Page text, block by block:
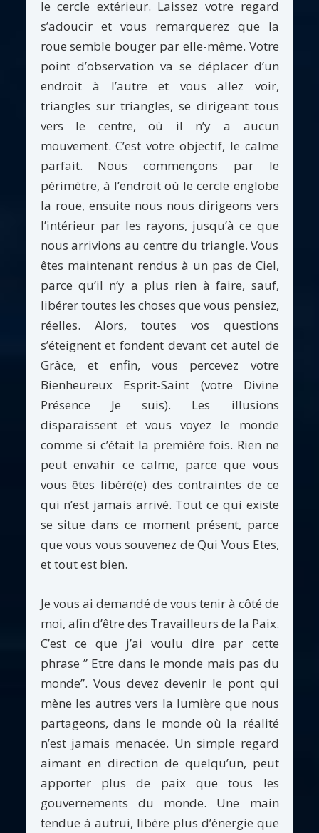
le cercle extérieur. Laissez votre regard
s’adoucir et vous remarquerez que la
roue semble bouger par elle-même. Votre
point d’observation va se déplacer d’un
endroit à l’autre et vous allez voir,
triangles sur triangles, se dirigeant tous
vers le centre, où il n’y a aucun
mouvement. C’est votre objectif, le calme
parfait. Nous commençons par le
périmètre, à l’endroit où le cercle englobe
la roue, ensuite nous nous dirigeons vers
l’intérieur par les rayons, jusqu’à ce que
nous arrivions au centre du triangle. Vous
êtes maintenant rendus à un pas de Ciel,
parce qu’il n’y a plus rien à faire, sauf,
libérer toutes les choses que vous pensiez,
réelles. Alors, toutes vos questions
s’éteignent et fondent devant cet autel de
Grâce, et enfin, vous percevez votre
Bienheureux Esprit-Saint (votre Divine
Présence Je suis). Les illusions
disparaissent et vous voyez le monde
comme si c’était la première fois. Rien ne
peut envahir ce calme, parce que vous
vous êtes libéré(e) des contraintes de ce
qui n’est jamais arrivé. Tout ce qui existe
se situe dans ce moment présent, parce
que vous vous souvenez de Qui Vous Etes,
et tout est bien.
Je vous ai demandé de vous tenir à côté de
moi, afin d’être des Travailleurs de la Paix.
C’est ce que j’ai voulu dire par cette
phrase ” Etre dans le monde mais pas du
monde”. Vous devez devenir le pont qui
mène les autres vers la lumière que nous
partageons, dans le monde où la réalité
n’est jamais menacée. Un simple regard
aimant en direction de quelqu’un, peut
apporter plus de paix que tous les
gouvernements du monde. Une main
tendue à autrui, libère plus d’énergie que